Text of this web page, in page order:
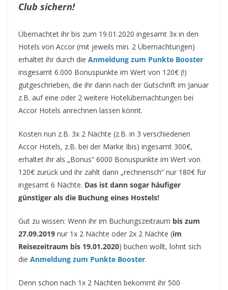
Club sichern!
Übernachtet ihr bis zum 19.01.2020 ingesamt 3x in den
Hotels von Accor (mit jeweils min. 2 Übernachtungen)
erhaltet ihr durch die Anmeldung zum Punkte Booster
insgesamt 6.000 Bonuspunkte im Wert von 120€ (!)
gutgeschrieben, die ihr dann nach der Gutschrift im Januar
z.B. auf eine oder 2 weitere Hotelübernachtungen bei
Accor Hotels anrechnen lassen könnt.
Kosten nun z.B. 3x 2 Nächte (z.B. in 3 verschiedenen
Accor Hotels, z.B. bei der Marke Ibis) ingesamt 300€,
erhaltet ihr als „Bonus“ 6000 Bonuspunkte im Wert von
120€ zurück und ihr zahlt dann „rechnerisch“ nur 180€ für
ingesamt 6 Nächte. Das ist dann sogar häufiger
günstiger als die Buchung eines Hostels!
Gut zu wissen: Wenn ihr im Buchungszeitraum bis zum
27.09.2019 nur 1x 2 Nächte oder 2x 2 Nächte (im
Reisezeitraum bis 19.01.2020) buchen wollt, lohnt sich
die Anmeldung zum Punkte Booster.
Denn schon nach 1x 2 Nächten bekommt ihr 500